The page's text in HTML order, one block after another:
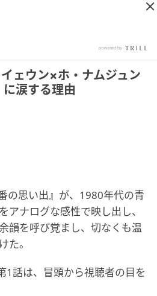
ェウン×ホ・ナムジュン
に涙する理由
の思い出』が、1980年代の青
アナログな感性で映し出し、
韻を呼び覚まし、切なくも温
た。
1話は、冒頭から視聴者の目を